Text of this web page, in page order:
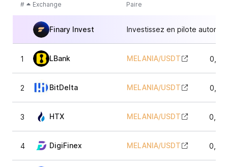
# Exchange Paire
Finary Invest Investissez en pilote
1 LBank MELANIA/USDT
2 BitDelta MELANIA/USDT
3 HTX MELANIA/USDT
4 DigiFinex MELANIA/USDT